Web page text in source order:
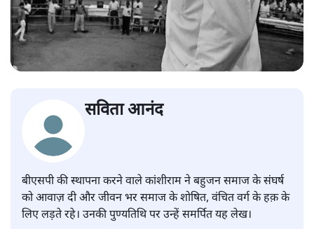
सविता आनंद
बीएसपी की स्थापना करने वाले कांशीराम ने बहुजन समाज के संघर्ष
को आवाज़ दी और जीवन भर समाज के शोषित, वंचित वर्ग के हक़ के
लिए लड़ते रहे। उनकी पुण्यतिथि पर उन्हें समर्पित यह लेख।